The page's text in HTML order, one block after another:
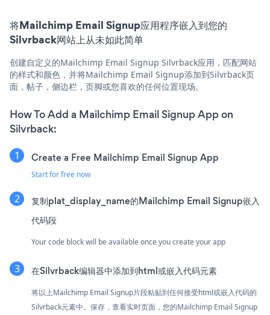
将Mailchimp Email Signup应用程序嵌入到您的
Silvrback网站上从未如此简单
创建自定义的Mailchimp Email Signup Silvrback应用，匹配网站
的样式和颜色，并将Mailchimp Email Signup添加到Silvrback页
面，帖子，侧边栏，页脚或您喜欢的任何位置现场。
How To Add a Mailchimp Email Signup App on
Silvrback:
Create a Free Mailchimp Email Signup App
Start for free now
复制plat_display_name的Mailchimp Email Signup嵌入
代码段
Your code block will be available once you create your app
在Silvrback编辑器中添加到html或嵌入代码元素
将以上Mailchimp Email Signup片段粘贴到任何接受html或嵌入代码的
Silvrback元素中。保存，查看实时页面，您的Mailchimp Email Signup